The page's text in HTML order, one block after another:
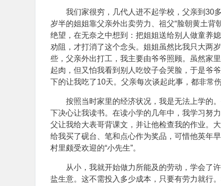
我们家很穷，几代人进不起学校，父亲到30
岁半的姐姐靠父亲外出卖劳力、祖父“脸朝黄土背
绝望，在无奈之中想到：把姐姐送给别人做童养
劝阻，才打消了这个念头。姐姐虽然比我只大两
些，父亲外出打工，我主要由爷爷照顾。虽然家
起肉，但又怕我看到别人吃饺子会哭脸，于是爷
下的让我吃了10天。父亲每次谈起此事，都非常伤
按照当时家里的经济状况，我是无法上学的
下决心让我读书。在读小学的几年中，我学习努
父让我给大表哥背课文，并让他检查我的作业。
给我买了砚台、笔和点心作为奖品，可惜他英年
村里颇受欢迎的“小先生”。
从小，我就开始做力所能及的劳动，学会了
盐生意。这不需投入多少成本，只要有劳力就行